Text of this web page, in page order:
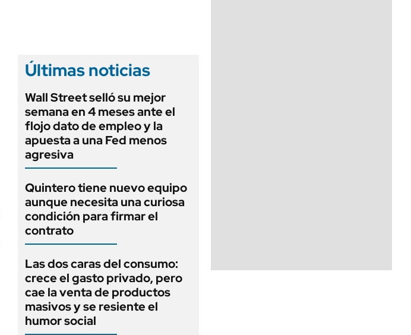
Últimas noticias
Wall Street selló su mejor
semana en 4 meses ante el
flojo dato de empleo y la
apuesta a una Fed menos
agresiva
Quintero tiene nuevo equipo
aunque necesita una curiosa
condición para firmar el
contrato
Las dos caras del consumo:
crece el gasto privado, pero
cae la venta de productos
masivos y se resiente el
humor social